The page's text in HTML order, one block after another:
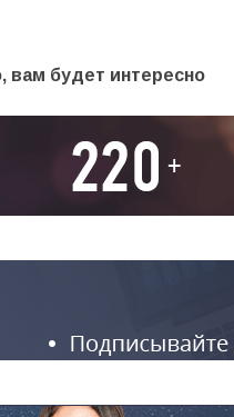
вам будет интересно